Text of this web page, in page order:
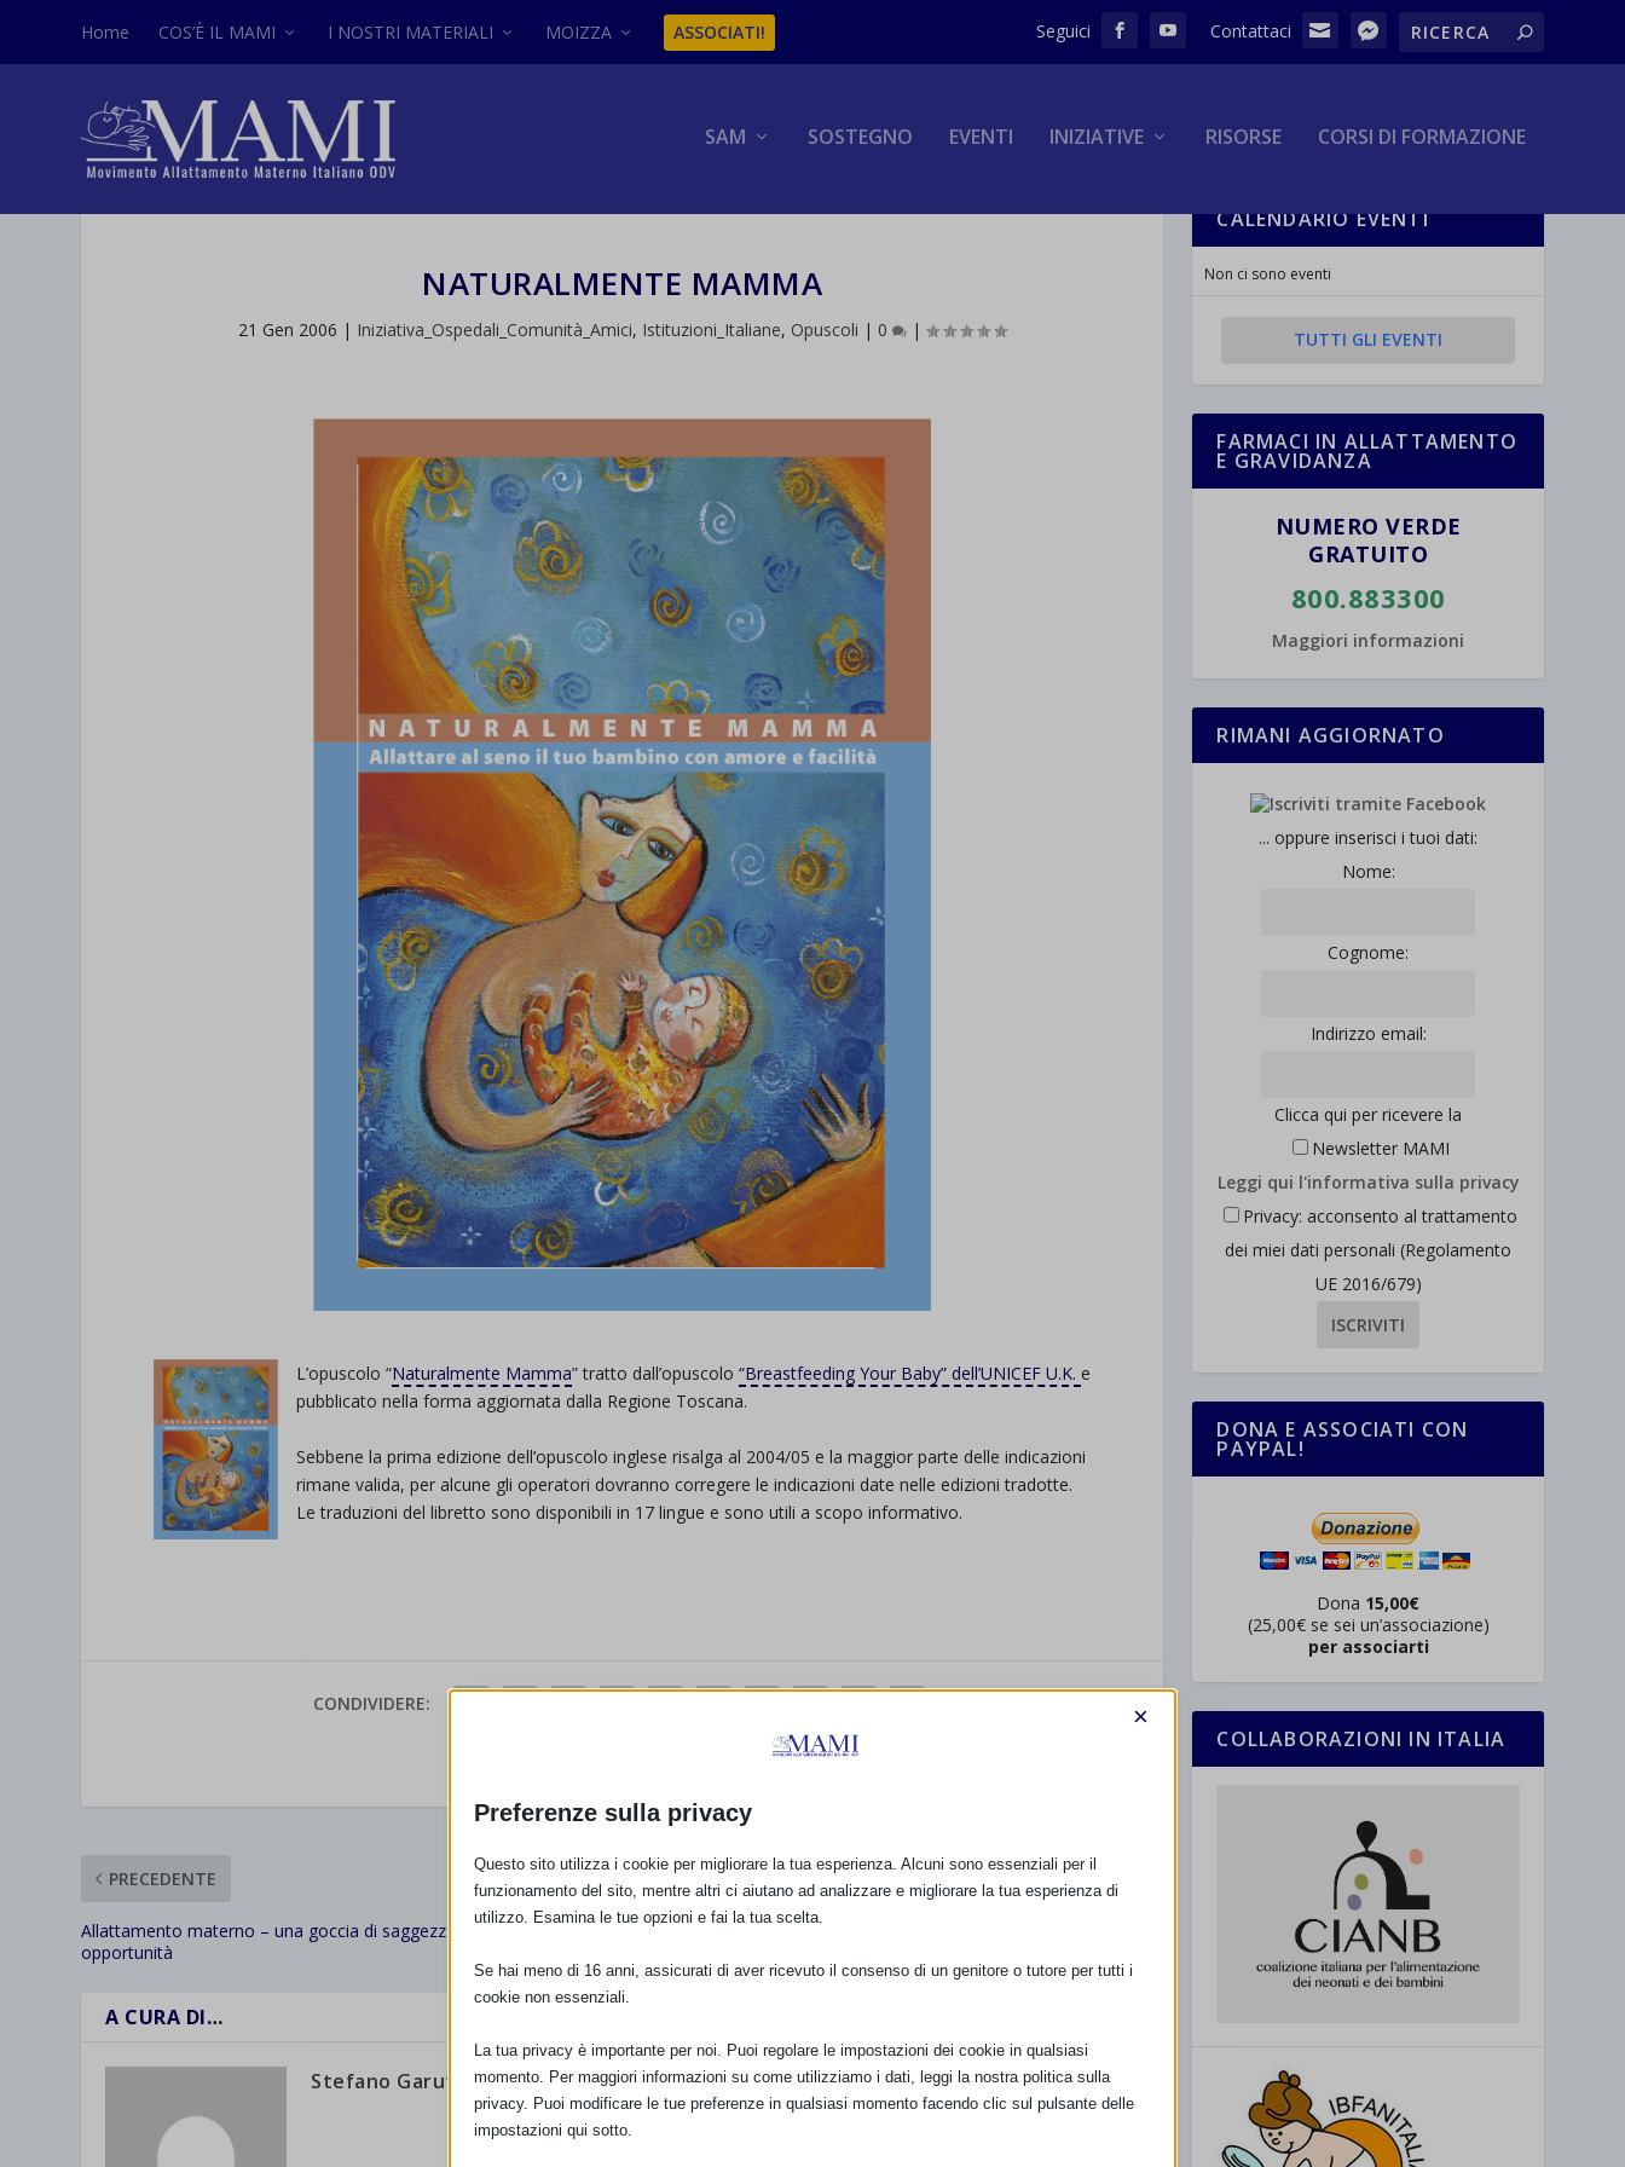
Home COS’È IL MAMI I NOSTRI MATERIALI MOIZZA ASSOCIATI!
SAM SOSTEGNO EVENTI INIZIATIVE RISORSE CORSI DI FORMAZIONE
NATURALMENTE MAMMA
21 Gen 2006 | Iniziativa_Ospedali_Comunità_Amici, Istituzioni_Italiane, Opuscoli | 0 |
L’opuscolo “Naturalmente Mamma” tratto dall’opuscolo“Breastfeeding Your Baby” dell’UNICEF U.K. e
pubblicato nella forma aggiornata dalla Regione Toscana.
Sebbene la prima edizione dell’opuscolo inglese risalga al 2004/05 e la maggior parte delle indicazioni
rimane valida, per alcune gli operatori dovranno corregere le indicazioni date nelle edizioni tradotte.
Le traduzioni del libretto sono disponibili in 17 lingue e sono utili a scopo informativo.
CONDIVIDERE:
PRECEDENTE
Allattamento materno – una goccia di saggezza, una grande
opportunità
PROSSIMO
A CURA DI…
Stefano Garuti
CALENDARIO EVENTI
Non ci sono eventi
TUTTI GLI EVENTI
FARMACI IN ALLATTAMENTO
E GRAVIDANZA
NUMERO VERDE
GRATUITO
800.883300
Maggiori informazioni
RIMANI AGGIORNATO
... oppure inserisci i tuoi dati:
Nome:
Cognome:
Indirizzo email:
Clicca qui per ricevere la
Newsletter MAMI
Leggi qui l'informativa sulla privacy
Privacy: acconsento al trattamento
dei miei dati personali (Regolamento
UE 2016/679)
DONA E ASSOCIATI CON
PAYPAL!
Dona 15,00€
(25,00€ se sei un’associazione)
per associarti
COLLABORAZIONI IN ITALIA
Preferenze sulla privacy
×
Questo sito utilizza i cookie per migliorare la tua esperienza. Alcuni sono essenziali per il
funzionamento del sito, mentre altri ci aiutano ad analizzare e migliorare la tua esperienza di
utilizzo. Esamina le tue opzioni e fai la tua scelta.
Se hai meno di 16 anni, assicurati di aver ricevuto il consenso di un genitore o tutore per tutti i
cookie non essenziali.
La tua privacy è importante per noi. Puoi regolare le impostazioni dei cookie in qualsiasi
momento. Per maggiori informazioni su come utilizziamo i dati, leggi la nostra politica sulla
privacy. Puoi modificare le tue preferenze in qualsiasi momento facendo clic sul pulsante delle
impostazioni qui sotto.